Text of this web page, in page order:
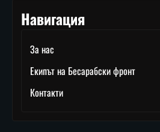
Навигация
За нас
Екипът на Бесарабски фронт
Контакти